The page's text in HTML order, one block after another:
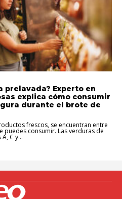
prelavada? Experto en
explica cómo consumir
durante el brote de
frescos, se encuentran entre
puedes consumir. Las verduras de
C y...